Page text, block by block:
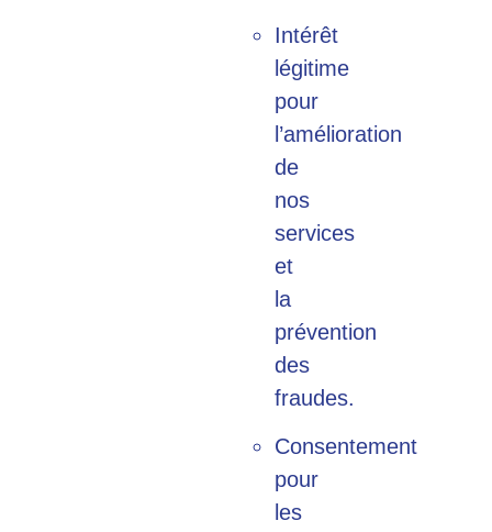
Intérêt
légitime
pour
l’amélioration
de
nos
services
et
la
prévention
des
fraudes.
Consentement
pour
les